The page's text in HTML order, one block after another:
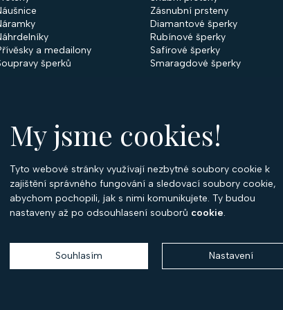
My jsme cookies!
Tyto webové stránky využívají nezbytné soubory cookie k
zajištění správného fungování a sledovací soubory cookie,
abychom pochopili, jak s nimi komunikujete. Ty budou
nastaveny až po odsouhlasení souborů cookie.
Nastavení
Souhlasím
a medailony
šperků
Zásnubní prsteny
Diamantové šperky
Rubínové šperky
Safírové šperky
Smaragdové šperky
Copyright 2026Optima Diamant. Všechna práva vyhrazena.